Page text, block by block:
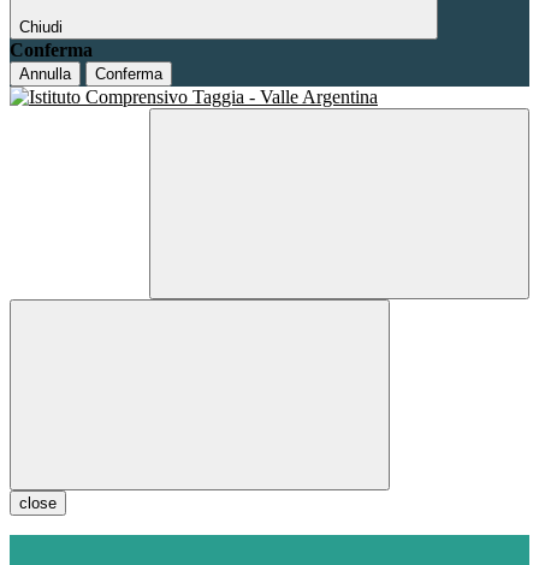
Chiudi
Conferma
Annulla Conferma
close